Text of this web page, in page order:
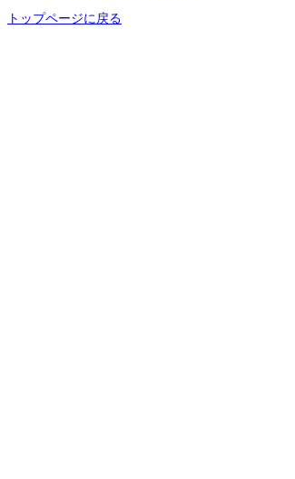
トップページに戻る